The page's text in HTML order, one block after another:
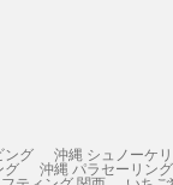
ング 沖縄 シュノーケ
グ 沖縄 パラセーリング